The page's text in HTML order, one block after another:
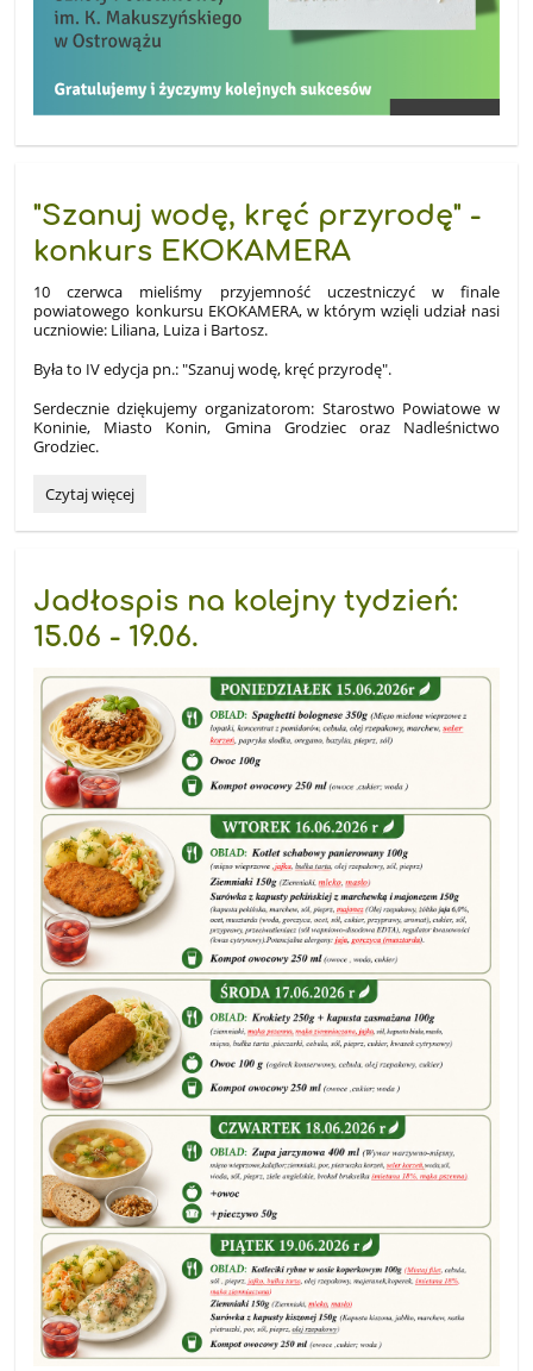
"Szanuj wodę, kręć przyrodę" -
konkurs EKOKAMERA
10 czerwca mieliśmy przyjemność uczestniczyć w finale
powiatowego konkursu EKOKAMERA, w którym wzięli udział nasi
uczniowie: Liliana, Luiza i Bartosz.
Była to IV edycja pn.: "Szanuj wodę, kręć przyrodę".
Serdecznie dziękujemy organizatorom: Starostwo Powiatowe w
Koninie, Miasto Konin, Gmina Grodziec oraz Nadleśnictwo
Grodziec.
"Szanuj
kręć
konkurs
EKOKAMERA:
Czytaj więcej
Jadłospis na kolejny tydzień:
15.06 - 19.06.